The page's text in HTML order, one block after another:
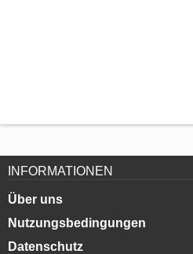
INFORMATIONEN
Über uns
Nutzungsbedingungen
Datenschutz